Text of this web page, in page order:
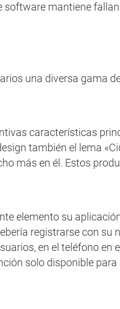
mantiene
una diversa gama
características
también el lema
más en él. Estos
elemento su
registrarse con
en el teléfono
solo disponible